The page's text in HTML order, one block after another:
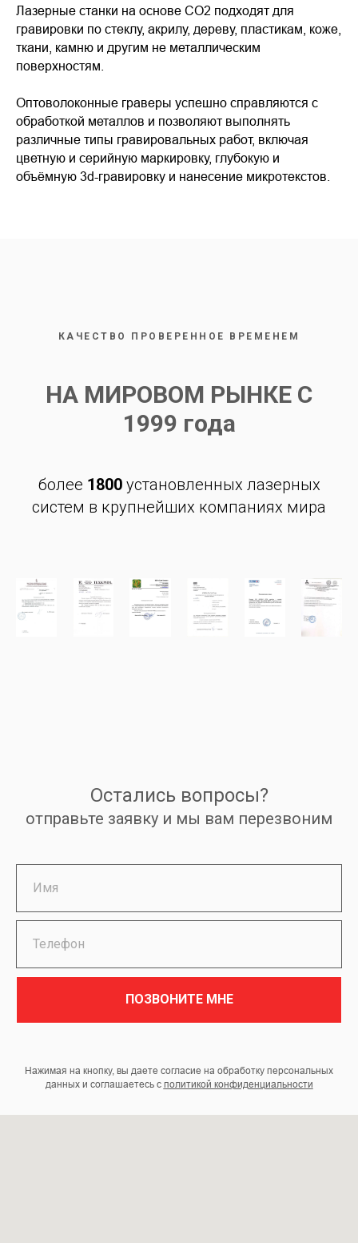
Лазерные станки на основе CO2 подходят для
гравировки по стеклу, акрилу, дереву, пластикам, коже,
ткани, камню и другим не металлическим
поверхностям.
Оптоволоконные граверы успешно справляются с
обработкой металлов и позволяют выполнять
различные типы гравировальных работ, включая
цветную и серийную маркировку, глубокую и
объёмную 3d-гравировку и нанесение микротекстов.
КАЧЕСТВО ПРОВЕРЕННОЕ ВРЕМЕНЕМ
НА МИРОВОМ РЫНКЕ С
1999 года
более 1800установленных лазерных
систем в крупнейших компаниях мира
Остались вопросы?
отправьте заявку и мы вам перезвоним
ПОЗВОНИТЕ МНЕ
Нажимая на кнопку, вы даете согласие на обработку персональных
данных и соглашаетесь c политикой конфиденциальности